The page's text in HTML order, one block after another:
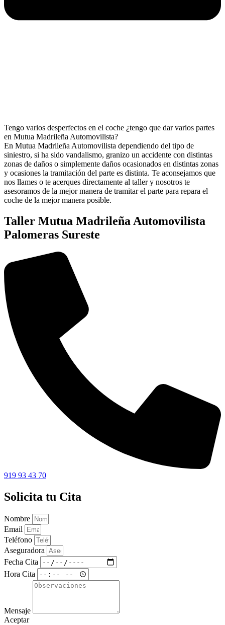
Tengo varios desperfectos en el coche ¿tengo que dar varios partes
en Mutua Madrileña Automovilista?
En Mutua Madrileña Automovilista dependiendo del tipo de
siniestro, si ha sido vandalismo, granizo un accidente con distintas
zonas de daños o simplemente daños ocasionados en distintas zonas
y ocasiones la tramitación del parte es distinta. Te aconsejamos que
nos llames o te acerques directamente al taller y nosotros te
asesoramos de la mejor manera de tramitar el parte para repara el
coche de la mejor manera posible.
Taller Mutua Madrileña Automovilista
Palomeras Sureste
919 93 43 70
Solicita tu Cita
Nombre
Email
Teléfono
Aseguradora
Fecha Cita
Hora Cita
Mensaje
Aceptar